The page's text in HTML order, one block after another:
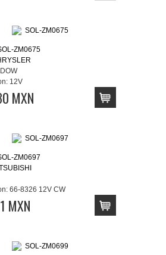
ZM0675
12V
MXN
ZM0697
66-8326 12V CW
MXN